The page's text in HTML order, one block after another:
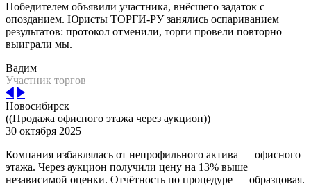
Победителем объявили участника, внёсшего задаток с
опозданием. Юристы ТОРГИ-РУ занялись оспариванием
результатов: протокол отменили, торги провели повторно —
выиграли мы.
Вадим
Участник торгов
Новосибирск
((Продажа офисного этажа через аукцион))
30 октября 2025
Компания избавлялась от непрофильного актива — офисного
этажа. Через аукцион получили цену на 13% выше
независимой оценки. Отчётность по процедуре — образцовая.